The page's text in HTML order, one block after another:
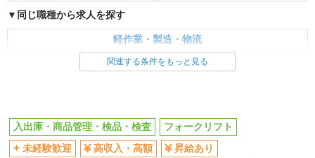
同じ職種から求人を探す
軽作業・製造・物流
入出庫・商品管理・検品・検査
フォークリフト
短時間勤務（1日4h以内）OK
車通勤OK
交通費支給
社会保険あり
関連する条件をもっと見る
入出庫・商品管理・検品・検査
フォークリフト
未経験歓迎
高収入・高額
昇給あり